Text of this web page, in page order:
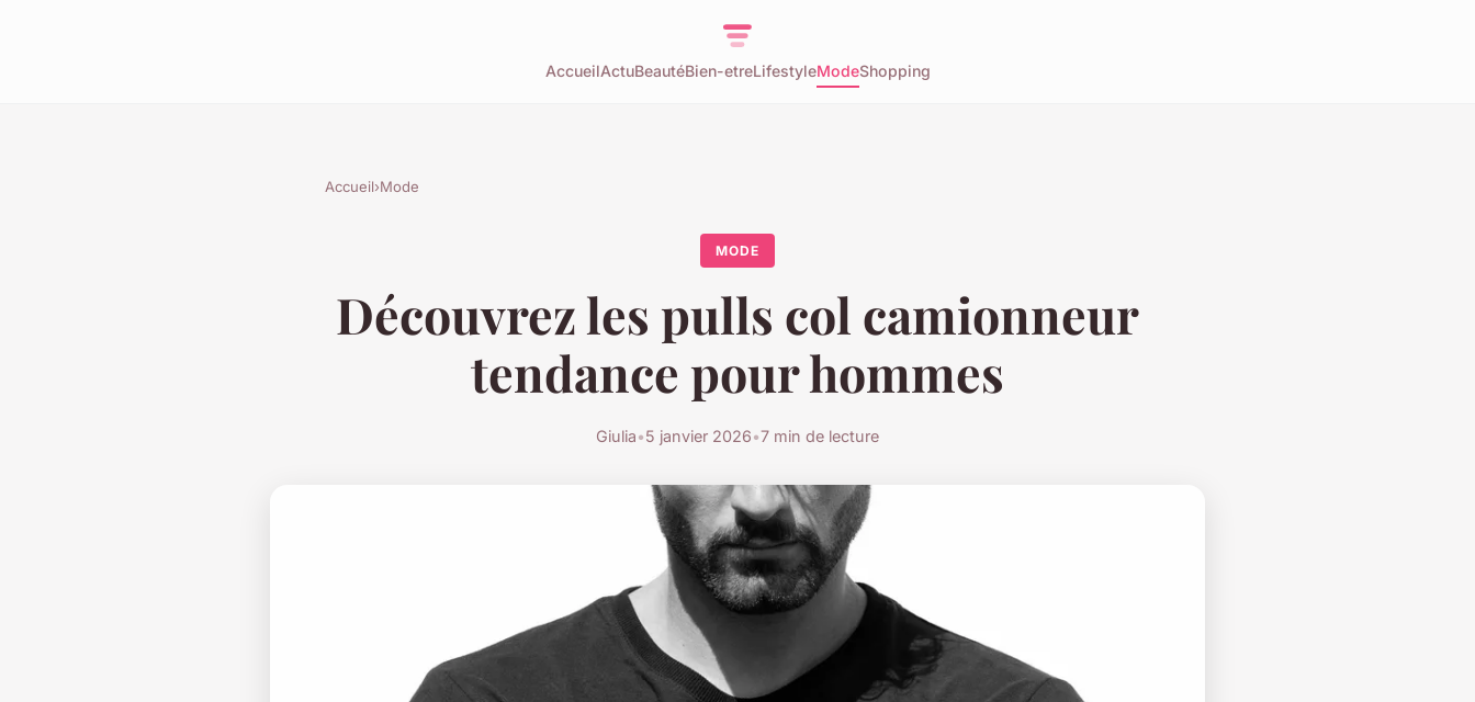
AccueilActuBeautéBien-etreLifestyleModeShopping
Accueil›Mode
MODE
Découvrez les pulls col camionneur
tendance pour hommes
Giulia•5 janvier 2026•7 min de lecture